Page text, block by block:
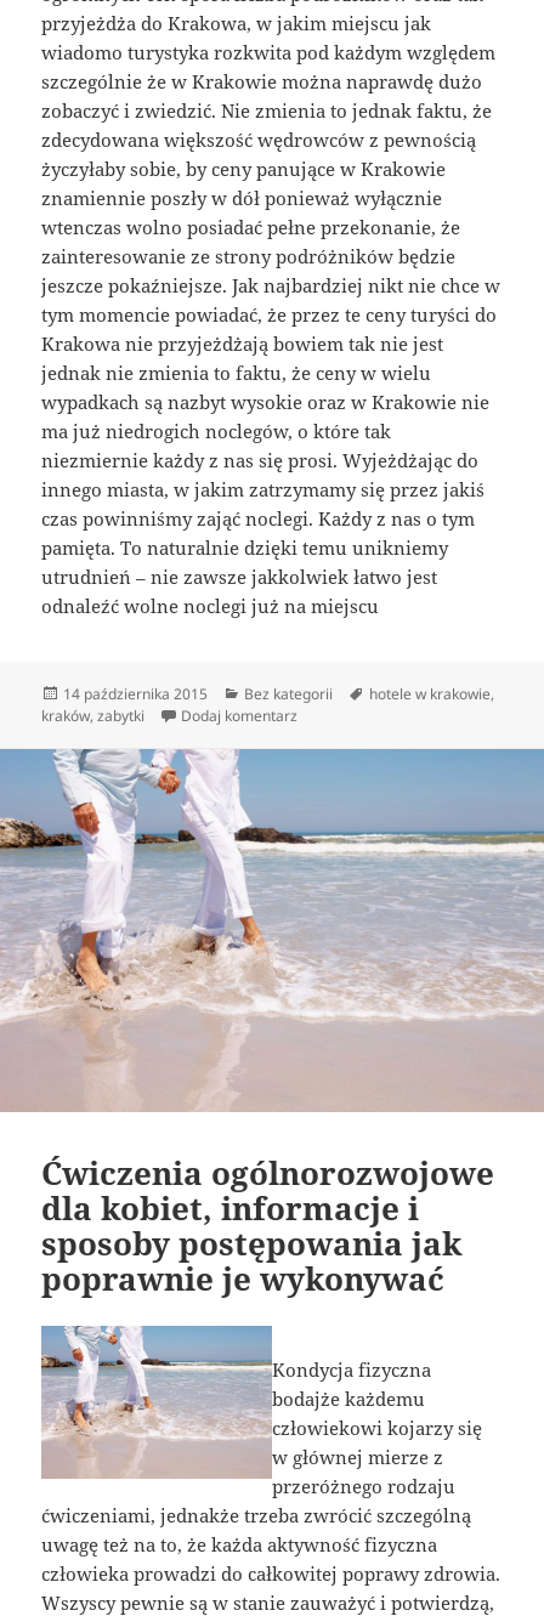
przyjeżdża do Krakowa, w jakim miejscu jak
wiadomo turystyka rozkwita pod każdym względem
szczególnie że w Krakowie można naprawdę dużo
zobaczyć i zwiedzić. Nie zmienia to jednak faktu, że
zdecydowana większość wędrowców z pewnością
życzyłaby sobie, by ceny panujące w Krakowie
znamiennie poszły w dół ponieważ wyłącznie
wtenczas wolno posiadać pełne przekonanie, że
zainteresowanie ze strony podróżników będzie
jeszcze pokaźniejsze. Jak najbardziej nikt nie chce w
tym momencie powiadać, że przez te ceny turyści do
Krakowa nie przyjeżdżają bowiem tak nie jest
jednak nie zmienia to faktu, że ceny w wielu
wypadkach są nazbyt wysokie oraz w Krakowie nie
ma już niedrogich noclegów, o które tak
niezmiernie każdy z nas się prosi. Wyjeżdżając do
innego miasta, w jakim zatrzymamy się przez jakiś
czas powinniśmy zająć noclegi. Każdy z nas o tym
pamięta. To naturalnie dzięki temu unikniemy
utrudnień – nie zawsze jakkolwiek łatwo jest
odnaleźć wolne noclegi już na miejscu
Data
publikacji
14 października 2015 Kategorie
Bez kategorii Tagi
hotele w krakowie,
kraków,zabytki Dodaj komentarz
Ćwiczenia ogólnorozwojowe
dla kobiet, informacje i
sposoby postępowania jak
poprawnie je wykonywać
Kondycja fizyczna
bodajże każdemu
człowiekowi kojarzy się
w głównej mierze z
przeróżnego rodzaju
ćwiczeniami, jednakże trzeba zwrócić szczególną
uwagę też na to, że każda aktywność fizyczna
człowieka prowadzi do całkowitej poprawy zdrowia.
Wszyscy pewnie są w stanie zauważyć i potwierdzą,